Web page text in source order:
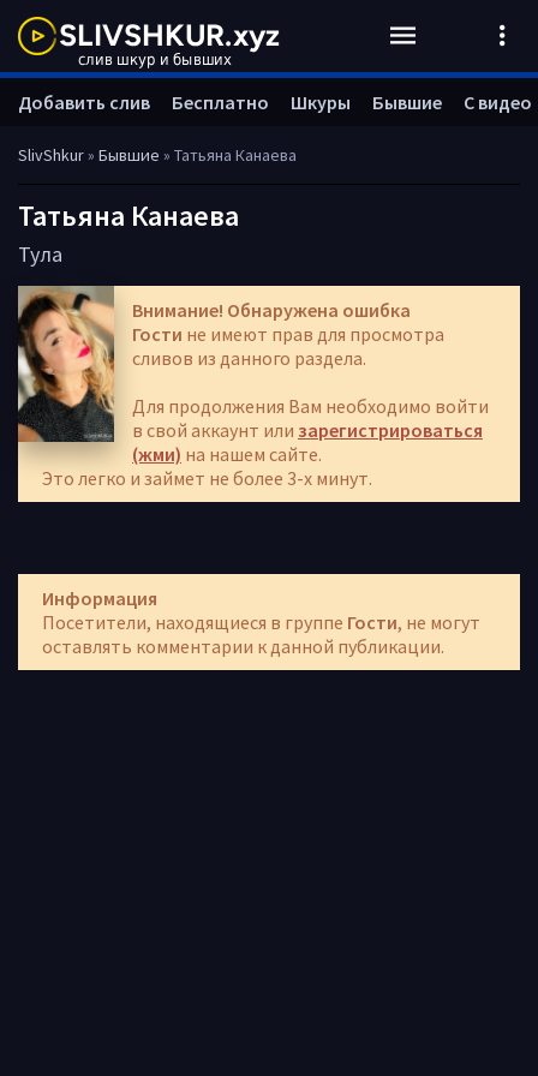
SlivShkur» Бывшие » Татьяна Канаева
Татьяна Канаева
Тула
Внимание! Обнаружена ошибка
Гости не имеют прав для просмотра
сливов из данного раздела.
Для продолжения Вам необходимо войти
в свой аккаунт или зарегистрироваться
(жми) на нашем сайте.
Это легко и займет не более 3-х минут.
Информация
Посетители, находящиеся в группе Гости, не могут
оставлять комментарии к данной публикации.
Добавить слив Бесплатно Шкуры Бывшие С видео